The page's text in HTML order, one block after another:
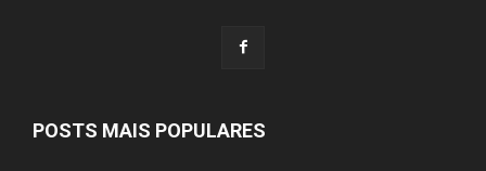
POSTS MAIS POPULARES